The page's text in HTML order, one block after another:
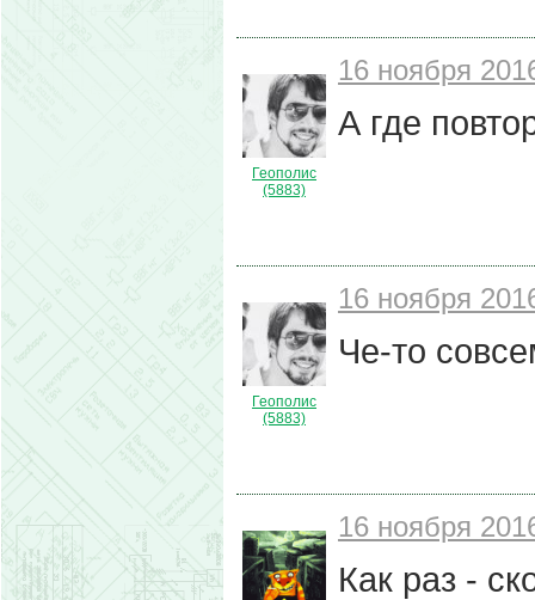
Геополис
(5883)
16 ноября
А где
Геополис
(5883)
16 ноября
Че-то
16 ноября
Как раз -